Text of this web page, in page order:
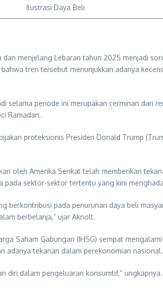
Ilustrasi Daya Beli
menjelang Lebaran tahun 2025 menjadi
tren tersebut menunjukkan adanya
selama periode ini merupakan cerminan dari
Ramadan.
proteksionis Presiden Donald Trump
oleh Amerika Serikat telah memberikan
sektor-sektor tertentu yang kini
pada penurunan daya beli
berbelanja,” ujar Aknolt.
Saham Gabungan (IHSG) sempat
adanya tekanan dalam perekonomian nasional.
diri dalam pengeluaran konsumtif,” ungkapnya.